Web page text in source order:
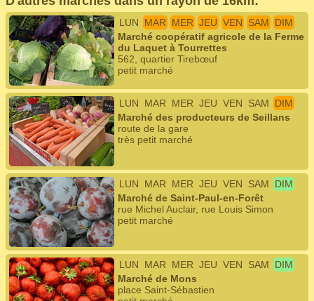
LUN MAR MER JEU VEN SAM
DIM
Marché coopératif agricole de la Ferme
du Laquet à Tourrettes
562, quartier Tirebœuf
petit marché
LUN MAR MER JEU VEN SAM
DIM
Marché des producteurs de Seillans
route de la gare
très petit marché
LUN MAR MER JEU VEN SAM
DIM
Marché de Saint-Paul-en-Forêt
rue Michel Auclair, rue Louis Simon
petit marché
LUN MAR MER JEU VEN SAM
DIM
Marché de Mons
place Saint-Sébastien